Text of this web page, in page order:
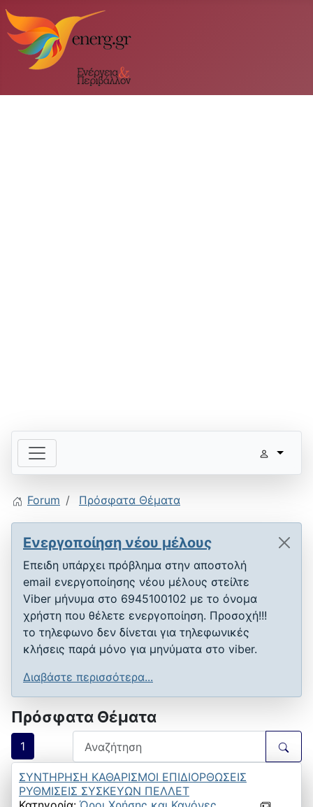
Forum Πρόσφατα Θέματα
Ενεργοποίηση νέου μέλους
Επειδη υπάρχει πρόβλημα στην αποστολή
email ενεργοποίησης νέου μέλους στείλτε
Viber μήνυμα στο 6945100102 με το όνομα
χρήστη που θέλετε ενεργοποίηση. Προσοχή!!!
το τηλεφωνο δεν δίνεται για τηλεφωνικές
κλήσεις παρά μόνο για μηνύματα στο viber.
Διαβάστε περισσότερα...
Πρόσφατα Θέματα
1
ΣΥΝΤΗΡΗΣΗ ΚΑΘΑΡΙΣΜΟΙ ΕΠΙΔΙΟΡΘΩΣΕΙΣ
ΡΥΘΜΙΣΕΙΣ ΣΥΣΚΕΥΩΝ ΠΕΛΛΕΤ